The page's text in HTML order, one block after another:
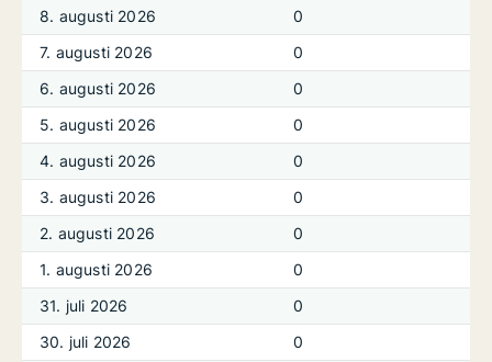
8. augusti 2026
0
7. augusti 2026
0
6. augusti 2026
0
5. augusti 2026
0
4. augusti 2026
0
3. augusti 2026
0
2. augusti 2026
0
1. augusti 2026
0
31. juli 2026
0
30. juli 2026
0